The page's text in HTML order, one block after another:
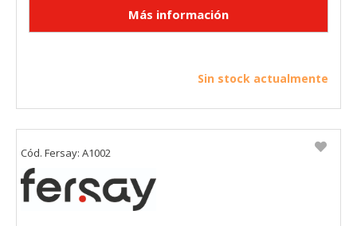
Sin stock actualmente
Cód. Fersay: A1002